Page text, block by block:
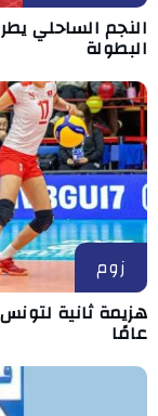
النجم الساحلي
البطولة
زوم
عامًا